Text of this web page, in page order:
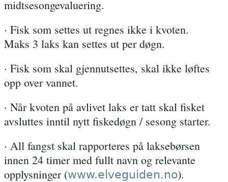
midtsesongevaluering.
· Fisk som settes ut regnes ikke i kvoten.
Maks 3 laks kan settes ut per døgn.
· Fisk som skal gjennutsettes, skal ikke løftes
opp over vannet.
· Når kvoten på avlivet laks er tatt skal fisket
avsluttes inntil nytt fiskedøgn / sesong starter.
· All fangst skal rapporteres på laksebørsen
innen 24 timer med fullt navn og relevante
opplysninger (www.elveguiden.no).